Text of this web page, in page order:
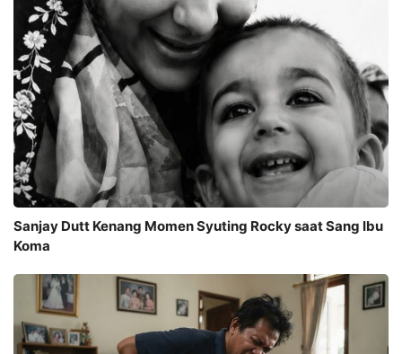
Sanjay Dutt Kenang Momen Syuting Rocky saat Sang Ibu
Koma